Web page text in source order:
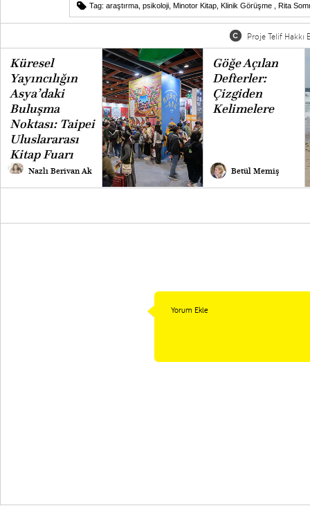
Tag: araştırma psikoloji Minotor Kitap Klinik Görüşme Rita
Proje Telif Hakkı
Küresel
Yayıncılığın
Asya’daki
Buluşma
Noktası: Taipei
Uluslararası
Kitap Fuarı
Nazlı Berivan Ak
Göğe Açılan
Defterler:
Çizgiden
Kelimelere
Betül Memiş